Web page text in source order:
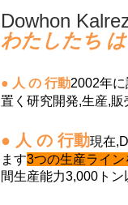
Dowhon
わたしたち
● 人 の 行動2002年
置く研究開発,生産,
● 人 の 行動現在
ます3つの生産ライ
間生産能力3,000トン